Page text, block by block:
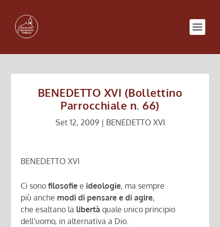
BENEDETTO XVI (Bollettino
Parrocchiale n. 66)
Set 12, 2009| BENEDETTO XVI
BENEDETTO XVI
Ci sonofilosofie e ideologie, ma sempre
più anche modi di pensare e di agire,
che esaltano la libertà quale unico principio
dell’uomo, in alternativa a Dio.